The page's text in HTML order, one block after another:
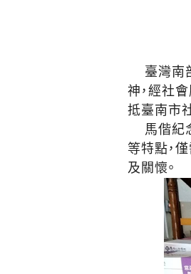
臺灣南部
神，經社
抵臺南市
馬偕紀
等特點，
及關懷。